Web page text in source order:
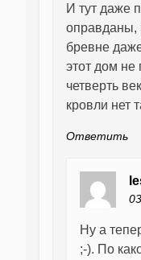
И тут даже
оправданы,
бревне
этот дом
четверть
кровли нет
Ответить
Ну а
;-). По